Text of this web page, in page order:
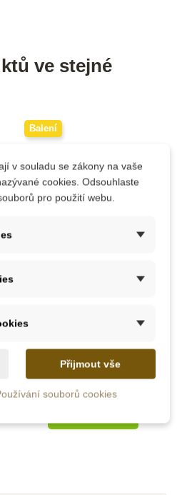
ve stejné
Balení
Doporučené
miminko 4-6 měsíců
2 899 Kč
v souladu se zákony na vaše
cookies. Odsouhlaste
pro použití webu.
Přijmout vše
souborů cookies